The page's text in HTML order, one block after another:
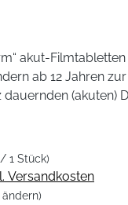
akut-
ab 12 Jahren
(akuten)
1 Stück)
Versandkosten